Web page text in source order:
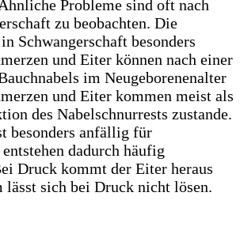
Probleme sind oft nach
zu beobachten. Die
Schwangerschaft besonders
und Eiter können nach einer
im Neugeborenenalter
und Eiter kommen meist als
des Nabelschnurrests zustande.
besonders anfällig für
dadurch häufig
Druck kommt der Eiter heraus
lässt sich bei Druck nicht lösen.